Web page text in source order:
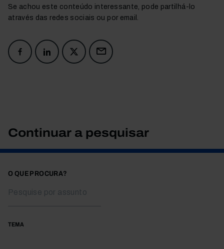
Se achou este conteúdo interessante, pode partilhá-lo
através das redes sociais ou por email.
Continuar a pesquisar
O QUE PROCURA?
TEMA